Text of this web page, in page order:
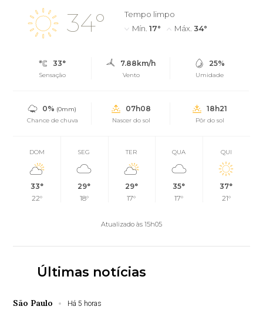
34°
Tempo limpo
Mín. 17° Máx. 34°
33°
Sensação
7.88km/h
Vento
25%
Umidade
0% (0mm)
Chance de chuva
07h08
Nascer do sol
18h21
Pôr do sol
DOM
33°
22°
SEG
29°
18°
TER
29°
17°
QUA
35°
17°
QUI
37°
21°
Atualizado às 15h05
Últimas notícias
São Paulo Há 5 horas